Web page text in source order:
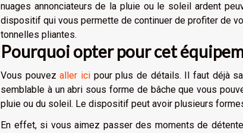
nuages annonciateurs de la pluie ou le soleil ardent
dispositif qui vous permette de continuer de profiter de
tonnelles pliantes.
Pourquoi opter pour cet
Vous pouvezaller icipour plus de détails. Il faut déjà
semblable à un abri sous forme de bâche que vous
pluie ou du soleil. Le dispositif peut avoir plusieurs
En effet, si vous aimez passer des moments de